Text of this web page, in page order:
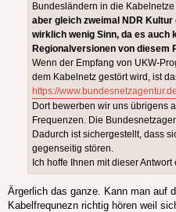
Bundesländern in die
aber gleich zweimal NDR
wirklich wenig Sinn, da es auch
Regionalversionen von diesem
Wenn der Empfang von UKW-
dem Kabelnetz gestört wird, ist
https://
Dort bewerben wir uns übrigens
Frequenzen. Die
Dadurch ist sichergestellt, dass
gegenseitig stören.
Ich hoffe Ihnen mit dieser
Ärgerlich das ganze. Kann man auf
Kabelfrequnezn richtig hören weil